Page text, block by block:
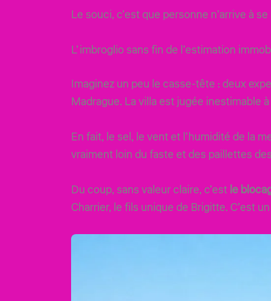
Le souci, c’est que personne n’arrive à
L’imbroglio sans fin de l’estimation
Imaginez un peu le casse-tête : deux
Madrague. La villa est jugée inestimable
En fait, le sel, le vent et l’humidité de la
vraiment loin du faste et des paillettes
Du coup, sans valeur claire, c’estle
Charrier, le fils unique de Brigitte. C’est